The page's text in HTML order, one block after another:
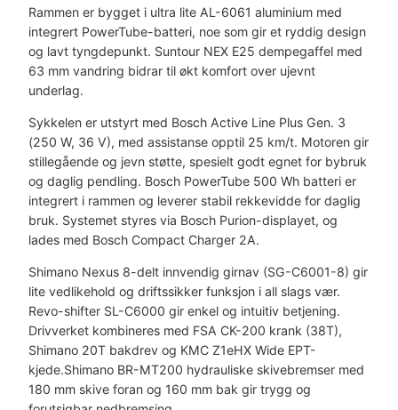
Rammen er bygget i ultra lite AL-6061 aluminium med
integrert PowerTube-batteri, noe som gir et ryddig design
og lavt tyngdepunkt. Suntour NEX E25 dempegaffel med
63 mm vandring bidrar til økt komfort over ujevnt
underlag.
Sykkelen er utstyrt med Bosch Active Line Plus Gen. 3
(250 W, 36 V), med assistanse opptil 25 km/t. Motoren gir
stillegående og jevn støtte, spesielt godt egnet for bybruk
og daglig pendling. Bosch PowerTube 500 Wh batteri er
integrert i rammen og leverer stabil rekkevidde for daglig
bruk. Systemet styres via Bosch Purion-displayet, og
lades med Bosch Compact Charger 2A.
Shimano Nexus 8-delt innvendig girnav (SG-C6001-8) gir
lite vedlikehold og driftssikker funksjon i all slags vær.
Revo-shifter SL-C6000 gir enkel og intuitiv betjening.
Drivverket kombineres med FSA CK-200 krank (38T),
Shimano 20T bakdrev og KMC Z1eHX Wide EPT-
kjede.Shimano BR-MT200 hydrauliske skivebremser med
180 mm skive foran og 160 mm bak gir trygg og